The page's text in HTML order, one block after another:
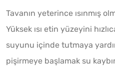
Tavanın yeterince ısınmış
Yüksek ısı etin yüzeyini
suyunu içinde tutmaya
pişirmeye başlamak su